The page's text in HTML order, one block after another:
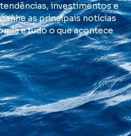
investimentos e
as principais notícias
e tudo o que acontece